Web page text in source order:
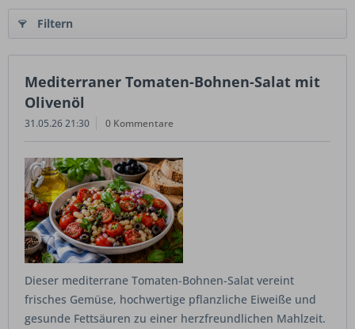
Filtern
Mediterraner Tomaten-Bohnen-Salat mit
Olivenöl
31.05.26 21:30 0 Kommentare
Dieser mediterrane Tomaten-Bohnen-Salat vereint
frisches Gemüse, hochwertige pflanzliche Eiweiße und
gesunde Fettsäuren zu einer herzfreundlichen Mahlzeit.